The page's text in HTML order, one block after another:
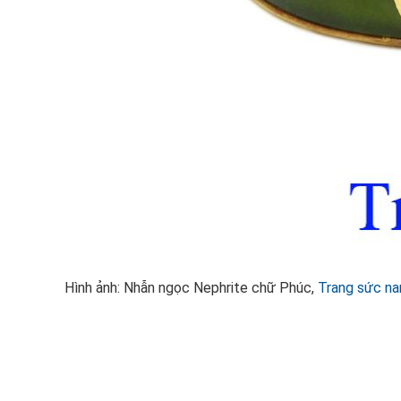
Hình ảnh: Nhẫn ngọc Nephrite chữ Phúc, Trang sức